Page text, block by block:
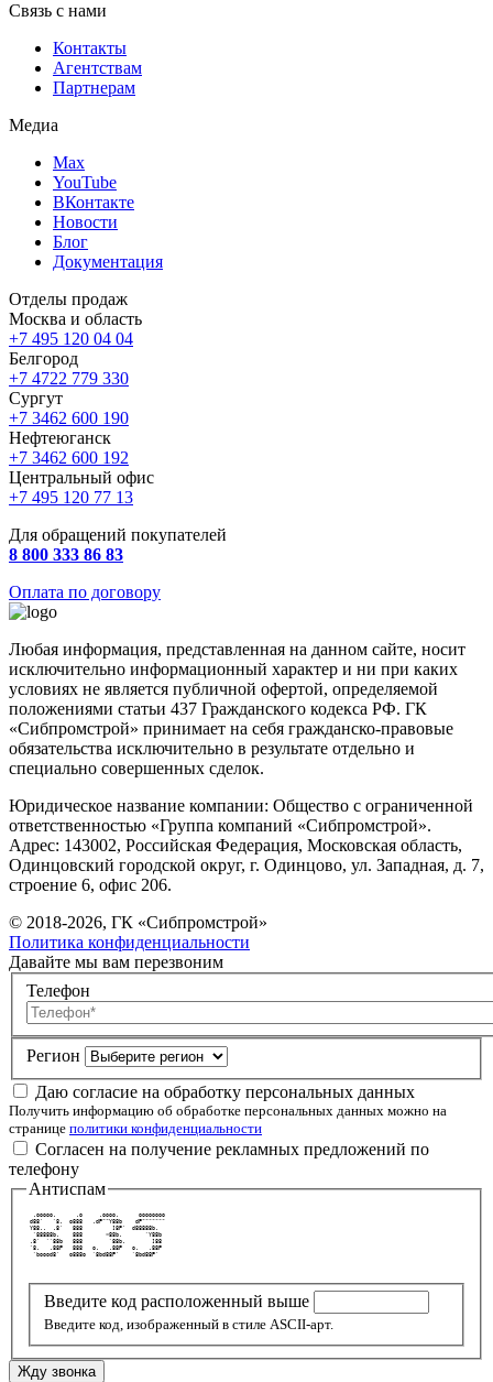
Связь с нами
Контакты
Агентствам
Партнерам
Медиа
Max
YouTube
ВКонтакте
Новости
Блог
Документация
Отделы продаж
Москва и область
+7 495 120 04 04
Белгород
+7 4722 779 330
Сургут
+7 3462 600 190
Нефтеюганск
+7 3462 600 192
Центральный офис
+7 495 120 77 13
Для обращений покупателей
8 800 333 86 83
Оплата по договору
Любая информация, представленная на данном сайте, носит
исключительно информационный характер и ни при каких
условиях не является публичной офертой, определяемой
положениями статьи 437 Гражданского кодекса РФ. ГК
«Сибпромстрой» принимает на себя гражданско-правовые
обязательства исключительно в результате отдельно и
специально совершенных сделок.
Юридическое название компании: Общество с ограниченной
ответственностью «Группа компаний «Сибпромстрой».
Адрес: 143002, Российская Федерация, Московская область,
Одинцовский городской округ, г. Одинцово, ул. Западная, д. 7,
строение 6, офис 206.
© 2018-2026, ГК «Сибпромстрой»
Политика конфиденциальности
Давайте мы вам перезвоним
Телефон
Регион
Даю согласие на обработку персональных данных
Получить информацию об обработке персональных данных можно на
странице политики конфиденциальности
Согласен на получение рекламных предложений по
телефону
Антиспам
  .ooooo.      .o     .oooo.      oooooooo
d88'   `8.  o888   .dP""Y88b    dP"""""""
Y88..  .8'   888         ]8P'  d88888b.
  `88888b.    888       <88b.       `Y88b
.8'  ``88b   888        `88b.        ]88
`8.   .88P   888   o.   .88P   o.   .88P
  `boood8'   o888o  `8bd88P'    `8bd88P'
Введите код расположенный выше
Введите код, изображенный в стиле ASCII-арт.
Жду звонка